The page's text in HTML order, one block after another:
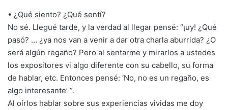
• ¿Qué siento? ¿Qué sentí?
No sé. Llegué tarde, y la verdad al llegar pensé: “¡uy! ¿Qué
pasó? … ¿ya nos van a venir a dar otra charla aburrida? ¿O
será algún regaño? Pero al sentarme y mirarlos a ustedes
los expositores vi algo diferente con su cabello, su forma
de hablar, etc. Entonces pensé: ‘No, no es un regaño, es
algo interesante’ ”.
Al oírlos hablar sobre sus experiencias vividas me doy